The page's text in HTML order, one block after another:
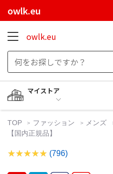
owlk.eu
owlk.eu
マイストア
TOP ファッション メンズ
【国内正規品】
(796)